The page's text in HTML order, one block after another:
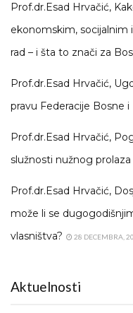
Prof.dr.Esad Hrvačić,
ekonomskim, socijalnim
rad – i šta to znači za
Prof.dr.Esad Hrvačić,
pravu Federacije Bosne
Prof.dr.Esad Hrvačić,
služnosti nužnog
Prof.dr.Esad Hrvačić,
može li se
vlasništva?
28 DECEMBRA,
Aktuelnosti